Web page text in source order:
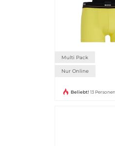
Multi Pack
Nur Online
Beliebt! 13